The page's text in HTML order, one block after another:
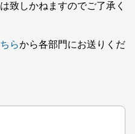
致しかねますのでご了承く
らから各部門にお送りくだ